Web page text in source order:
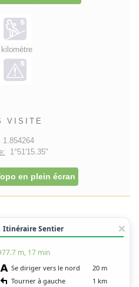
VISITE
1.854264
1°51'15.35"
en plein écran
Itinéraire Sentier
m, 17 min
Se diriger vers le nord
20 m
Tourner à gauche
1 km